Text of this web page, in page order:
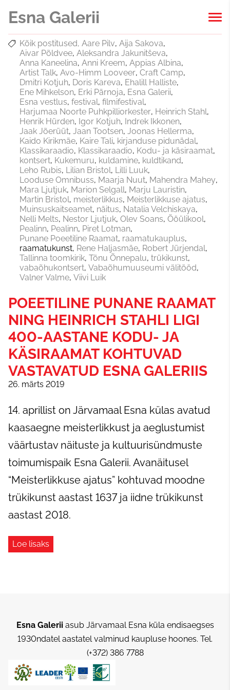
Esna Galerii
Kõik postitused Aare Pilv Aija Sakova
Aivar Põldvee Aleksandra Jakunitševa
Anna Kaneelina Anni Kreem Appias Albina
Artist Talk Avo-Himm Looveer Craft Camp
Dmitri Kotjuh Doris Kareva Ehalill Halliste
Ene Mihkelson Erki Pärnoja Esna Galerii
Esna vestlus festival filmifestival
Harjumaa Noorte Puhkpilliorkester Heinrich Stahl
Henrik Hürden Igor Kotjuh Indrek Ikkonen
Jaak Jõerüüt Jaan Tootsen Joonas Hellerma
Kaido Kirikmäe Kaire Tali kirjanduse pidunädal
Klassikaraadio Klassikaraadio Kodu- ja käsiraamat
kontsert Kukemuru kuldamine kuldtikand
Leho Rubis Lilian Bristol Lilli Luuk
Looduse Omnibuss Maarja Nuut Mahendra Mahey
Mara Ljutjuk Marion Selgall Marju Lauristin
Martin Bristol meisterlikkus Meisterlikkuse ajatus
Muinsuskaitseamet näitus Natalia Velchiskaya
Nelli Melts Nestor Ljutjuk Olev Soans Ööülikool
Pealinn Pealinn Piret Lotman
Punane Poeetiline Raamat raamatukauplus
raamatukunst Rene Haljasmäe Robert Jürjendal
Tallinna toomkirik Tõnu Õnnepalu trükikunst
vabaõhukontsert Vabaõhumuuseumi välitööd
Valner Valme Viivi Luik
POEETILINE PUNANE RAAMAT
NING HEINRICH STAHLI LIGI
400-AASTANE KODU- JA
KÄSIRAAMAT KOHTUVAD
VASTAVATUD ESNA GALERIIS
26. märts 2019
14. aprillist on Järvamaal Esna külas avatud
kaasaegne meisterlikkust ja aeglustumist
väärtustav näituste ja kultuurisündmuste
toimumispaik Esna Galerii. Avanäitusel
“Meisterlikkuse ajatus” kohtuvad moodne
trükikunst aastast 1637 ja iidne trükikunst
aastast 2018.
Loe lisaks
Esna Galeriiasub Järvamaal Esna küla endisaegses
1930ndatel aastatel valminud kaupluse hoones. Tel.
(+372) 386 7788